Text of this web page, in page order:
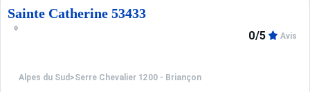
Sainte Catherine 53433
Alpes du Sud >Serre Chevalier 1200 - Briançon
0/5 Avis